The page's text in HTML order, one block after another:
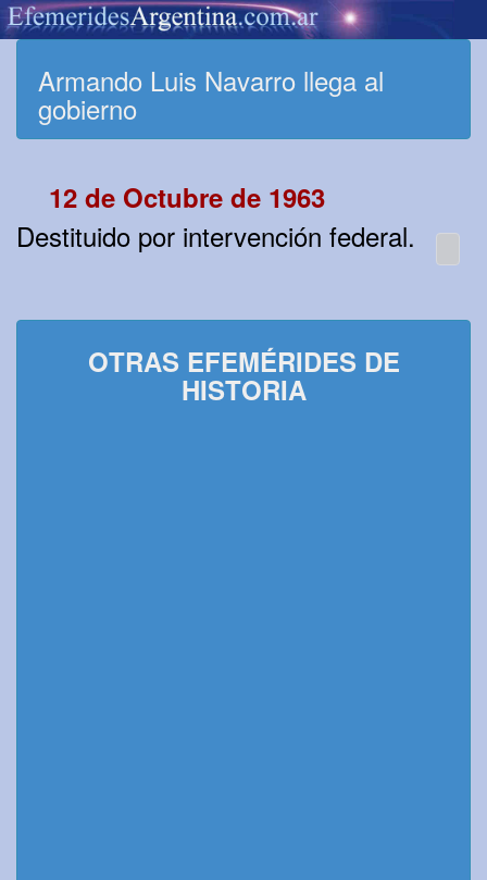
Armando Luis Navarro llega al
gobierno
12 de Octubre de 1963
Destituido por intervención federal.
OTRAS EFEMÉRIDES DE
HISTORIA